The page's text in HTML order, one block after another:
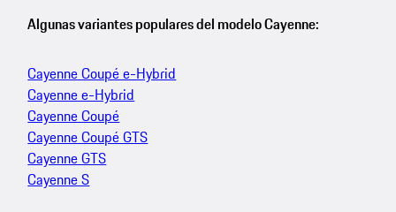
Algunas variantes populares del modelo Cayenne:
Cayenne Coupé e-Hybrid
Cayenne e-Hybrid
Cayenne Coupé
Cayenne Coupé GTS
Cayenne GTS
Cayenne S